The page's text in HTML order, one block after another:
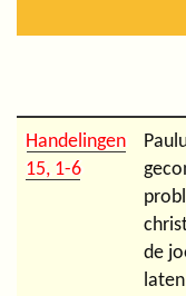
Handelingen
15, 1-6
de